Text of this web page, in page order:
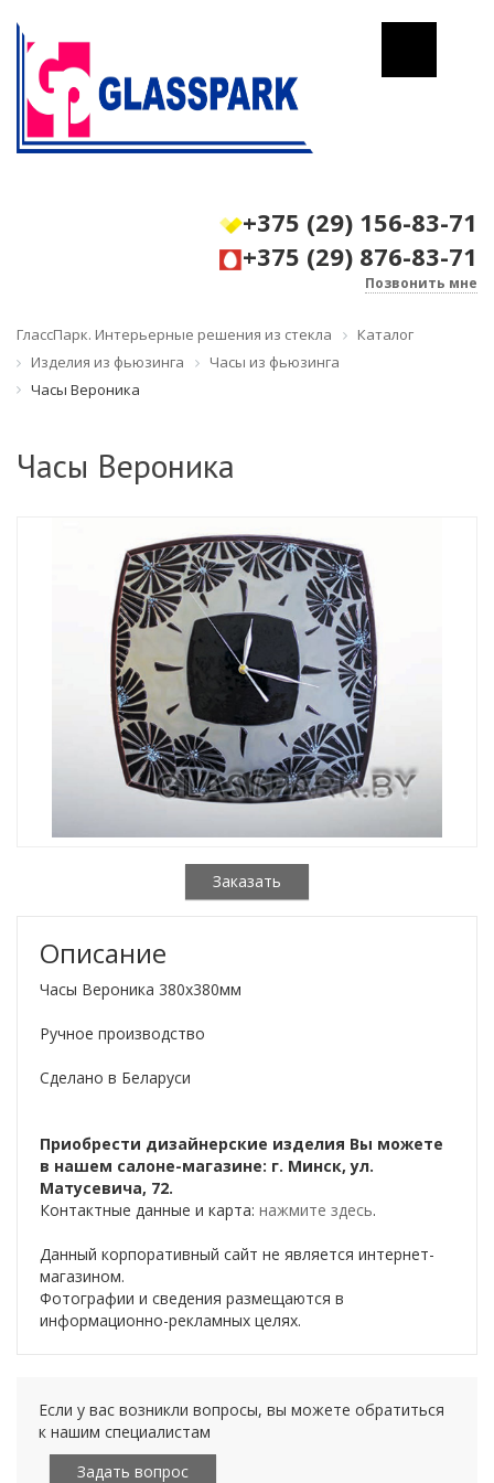
+375 (29) 156-83-71
+375 (29) 876-83-71
Позвонить мне
ГлассПарк. Интерьерные решения из стекла
Каталог
Изделия из фьюзинга
Часы из фьюзинга
Часы Вероника
Часы Вероника
Заказать
Описание
Часы Вероника 380х380мм
Ручное производство
Сделано в Беларуси
Приобрести дизайнерские изделия Вы можете
в нашем салоне-магазине: г. Минск, ул.
Матусевича, 72.
Контактные данные и карта: нажмите здесь.
Данный корпоративный сайт не является интернет-
магазином.
Фотографии и сведения размещаются в
информационно-рекламных целях.
Если у вас возникли вопросы, вы можете обратиться
к нашим специалистам
Задать вопрос